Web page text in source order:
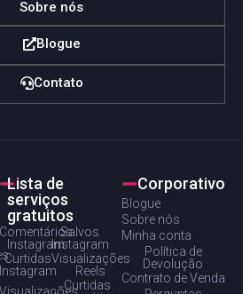
Sobre nós
Blogue
Contato
Lista de
serviços
gratuitos
Comentários
Instagram
Salvos
Instagram
Curtidas
Instagram
Visualizações
Reels
Curtidas
Corporativo
Blogue
Sobre nós
Minha conta
Política de
Devolução
Contrato de Venda